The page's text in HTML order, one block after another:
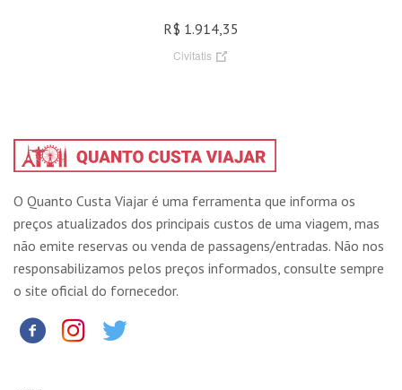
R$ 1.914,35
Civitatis
O Quanto Custa Viajar é uma ferramenta que informa os
preços atualizados dos principais custos de uma viagem, mas
não emite reservas ou venda de passagens/entradas. Não nos
responsabilizamos pelos preços informados, consulte sempre
o site oficial do fornecedor.